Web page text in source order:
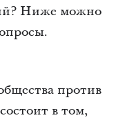
Ниже можно
против
в том,